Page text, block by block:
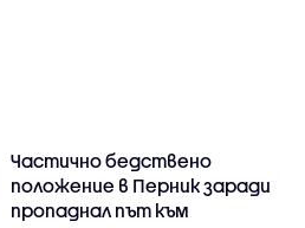
Частично бедствено
положение в Перник заради
пропаднал път към